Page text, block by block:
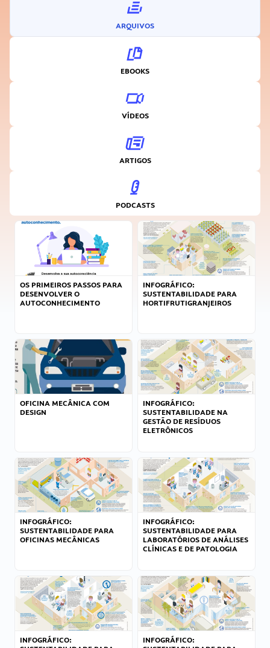
ARQUIVOS
EBOOKS
VÍDEOS
ARTIGOS
PODCASTS
OS PRIMEIROS PASSOS PARA
DESENVOLVER O
AUTOCONHECIMENTO
INFOGRÁFICO:
SUSTENTABILIDADE PARA
HORTIFRUTIGRANJEIROS
OFICINA MECÂNICA COM
DESIGN
INFOGRÁFICO:
SUSTENTABILIDADE NA
GESTÃO DE RESÍDUOS
ELETRÔNICOS
INFOGRÁFICO:
SUSTENTABILIDADE PARA
OFICINAS MECÂNICAS
INFOGRÁFICO:
SUSTENTABILIDADE PARA
LABORATÓRIOS DE ANÁLISES
CLÍNICAS E DE PATOLOGIA
INFOGRÁFICO:
INFOGRÁFICO: